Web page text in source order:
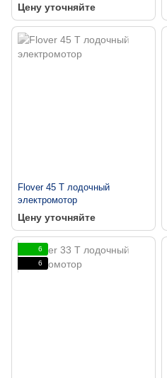
Цену уточняйте
Flover 45 T лодочный
электромотор
Цену уточняйте
6
6